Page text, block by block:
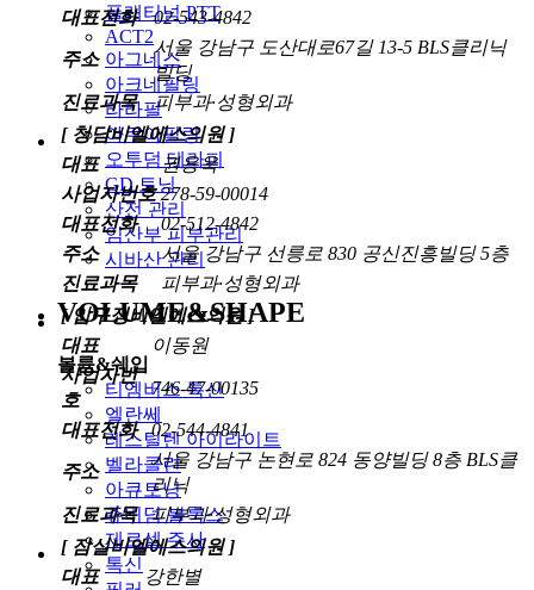
플래티넘 PTT
ACT2
아그네스
아크네필링
라라필
아쿠아필링
오투덤 테라피
GD 토닝
산전 관리
임산부 피부관리
시바산 관리
VOLUME&SHAPE
볼륨&쉐입
티엠버스 톡신
엘란쎄
레스틸렌 아이라이트
벨라콜린
아큐토닝
쥬비덤 볼룩스
제로셀 주사
톡신
대표전화 02-543-4842
주소
서울 강남구 도산대로67길 13-5 BLS클리닉
빌딩
진료과목
피부과·성형외과
[ 청담비엘에스의원 ]
대표
권용욱
사업자번호 278-59-00014
대표전화
02-512-4842
주소
서울 강남구 선릉로 830 공신진흥빌딩 5층
진료과목
피부과·성형외과
[ 압구정비엘에스의원 ]
대표
이동원
사업자번
호
746-47-00135
대표전화 02-544-4841
주소
서울 강남구 논현로 824 동양빌딩 8층 BLS클
리닉
진료과목
피부과·성형외과
[ 잠실비엘에스의원 ]
대표
강한별